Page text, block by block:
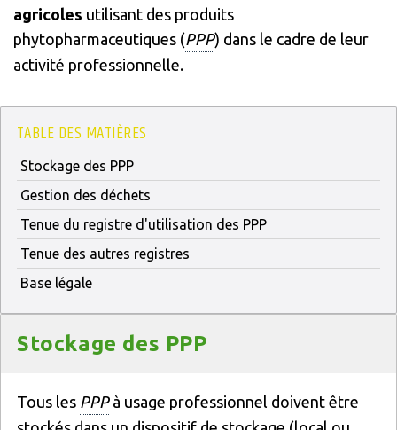
agricoles utilisant des produits
phytopharmaceutiques (PPP) dans le cadre de leur
activité professionnelle.
TABLE DES MATIÈRES
Stockage des PPP
Gestion des déchets
Tenue du registre d'utilisation des PPP
Tenue des autres registres
Base légale
Stockage des PPP
Tous les PPPà usage professionnel doivent être